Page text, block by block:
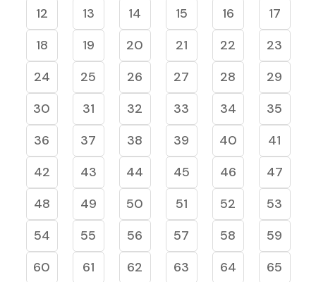
12
13 14 15 16
17
18
19 20 21 22
23
24
25 26 27 28
29
30
31 32 33 34
35
36
37 38 39 40
41
42
43 44 45 46
47
48
49 50 51 52
53
54
55 56 57 58
59
60
61 62 63 64
65